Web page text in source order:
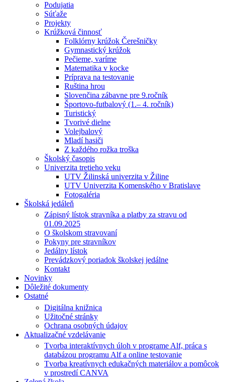
Podujatia
Súťaže
Projekty
Krúžková činnosť
Folklórny krúžok Čerešničky
Gymnastický krúžok
Pečieme, varíme
Matematika v kocke
Príprava na testovanie
Ruština hrou
Slovenčina zábavne pre 9.ročník
Športovo-futbalový (1.– 4. ročník)
Turistický
Tvorivé dielne
Volejbalový
Mladí hasiči
Z každého rožka troška
Školský časopis
Univerzita tretieho veku
UTV Žilinská univerzita v Žiline
UTV Univerzita Komenského v Bratislave
Fotogaléria
Školská jedáleň
Zápisný lístok stravníka a platby za stravu od
01.09.2025
O školskom stravovaní
Pokyny pre stravníkov
Jedálny lístok
Prevádzkový poriadok školskej jedálne
Kontakt
Novinky
Dôležité dokumenty
Ostatné
Digitálna knižnica
Užitočné stránky
Ochrana osobných údajov
Aktualizačné vzdelávanie
Tvorba interaktívnych úloh v programe Alf, práca s
databázou programu Alf a online testovanie
Tvorba kreatívnych edukačných materiálov a pomôcok
v prostredí CANVA